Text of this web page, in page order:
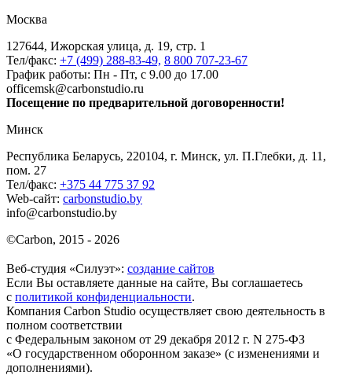
Москва
127644, Ижорская улица, д. 19, стр. 1
Тел/факс: +7 (499) 288-83-49, 8 800 707-23-67
График работы: Пн - Пт, с 9.00 до 17.00
officemsk@carbonstudio.ru
Посещение по предварительной договоренности!
Минск
Республика Беларусь, 220104, г. Минск, ул. П.Глебки, д. 11,
пом. 27
Тел/факс: +375 44 775 37 92
Web-сайт: carbonstudio.by
info@carbonstudio.by
©Carbon, 2015 - 2026
Веб-студия «Силуэт»: создание сайтов
Если Вы оставляете данные на сайте, Вы соглашаетесь
с политикой конфиденциальности.
Компания Carbon Studio осуществляет свою деятельность в
полном соответствии
с Федеральным законом от 29 декабря 2012 г. N 275-ФЗ
«О государственном оборонном заказе» (с изменениями и
дополнениями).